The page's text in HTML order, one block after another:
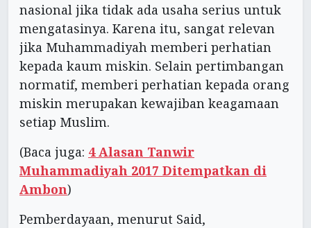
nasional jika tidak ada usaha serius untuk
mengatasinya. Karena itu, sangat relevan
jika Muhammadiyah memberi perhatian
kepada kaum miskin. Selain pertimbangan
normatif, memberi perhatian kepada orang
miskin merupakan kewajiban keagamaan
setiap Muslim.
(Baca juga: 4 Alasan Tanwir
Muhammadiyah 2017 Ditempatkan di
Ambon)
Pemberdayaan, menurut Said,